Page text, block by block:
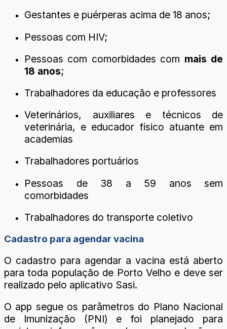
Gestantes e puérperas acima de 18 anos;
Pessoas com HIV;
Pessoas com comorbidades com mais de
18 anos;
Trabalhadores da educação e professores
Veterinários, auxiliares e técnicos de
veterinária, e educador físico atuante em
academias
Trabalhadores portuários
Pessoas de 38 a 59 anos sem
comorbidades
Trabalhadores do transporte coletivo
Cadastro para agendar vacina
O cadastro para agendar a vacina está aberto
para toda população de Porto Velho e deve ser
realizado pelo aplicativo Sasi.
O app segue os parâmetros do Plano Nacional
de Imunização (PNI) e foi planejado para